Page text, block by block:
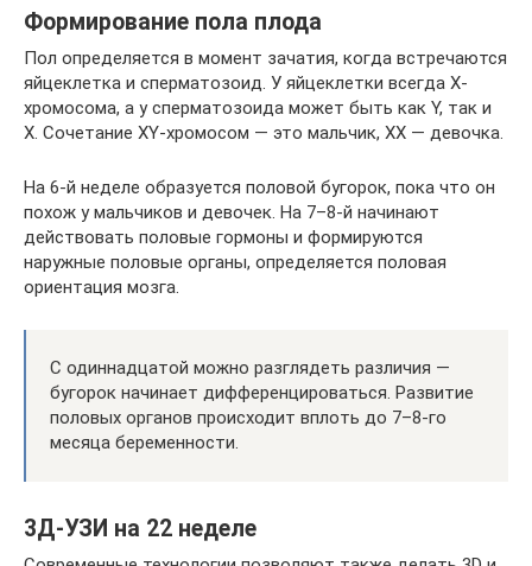
Формирование пола плода
Пол определяется в момент зачатия, когда встречаются
яйцеклетка и сперматозоид. У яйцеклетки всегда X-
хромосома, а у сперматозоида может быть как Y, так и
X. Сочетание XY-хромосом — это мальчик, XX — девочка.
На 6-й неделе образуется половой бугорок, пока что он
похож у мальчиков и девочек. На 7–8-й начинают
действовать половые гормоны и формируются
наружные половые органы, определяется половая
ориентация мозга.
С одиннадцатой можно разглядеть различия —
бугорок начинает дифференцироваться. Развитие
половых органов происходит вплоть до 7–8-го
месяца беременности.
3Д-УЗИ на 22 неделе